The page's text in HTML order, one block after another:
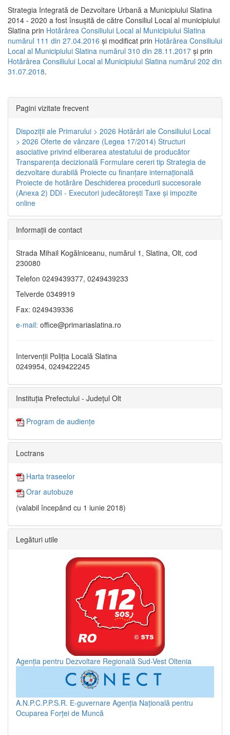
Strategia Integrată de Dezvoltare Urbană a Municipiului Slatina
2014 - 2020 a fost însuşită de către Consiliul Local al municipiului
Slatina prin Hotărârea Consiliului Local al Municipiului Slatina
numărul 111 din 27.04.2016 și modificat prin Hotărârea Consiliului
Local al Municipiului Slatina numărul 310 din 28.11.2017 și prin
Hotărârea Consiliului Local al Municipiului Slatina numărul 202 din
31.07.2018.
Pagini vizitate frecvent
Dispoziţii ale Primarului > 2026 Hotărâri ale Consiliului Local
> 2026 Oferte de vânzare (Legea 17/2014) Structuri
asociative privind eliberarea atestatului de producător
Transparenţa decizională Formulare cereri tip Strategia de
dezvoltare durabilă Proiecte cu finanţare internaţională
Proiecte de hotărâre Deschiderea procedurii succesorale
(Anexa 2) DDI - Executori judecătorești Taxe şi impozite
online
Informaţii de contact
Strada Mihail Kogălniceanu, numărul 1, Slatina, Olt, cod
230080
Telefon 0249439377, 0249439233
Telverde 0349919
Fax: 0249439336
e-mail: office@primariaslatina.ro
Intervenții Poliția Locală Slatina
0249954, 0249422245
Instituția Prefectului - Județul Olt
Program de audiențe
Loctrans
Harta traseelor
Orar autobuze
(valabil începând cu 1 iunie 2018)
Legături utile
Agenția pentru Dezvoltare Regională Sud-Vest Oltenia
A.N.P.C.P.P.S.R. E-guvernare Agenția Națională pentru
Ocuparea Forței de Muncă